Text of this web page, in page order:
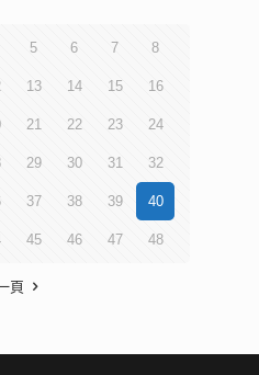
5 6 7 8
13 14 15 16
21 22 23 24
29 30 31 32
37 38 39 40
45 46 47 48
頁